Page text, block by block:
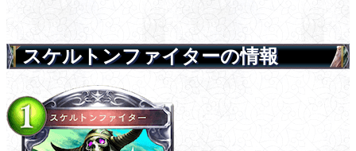
スケルトンファイターの情報